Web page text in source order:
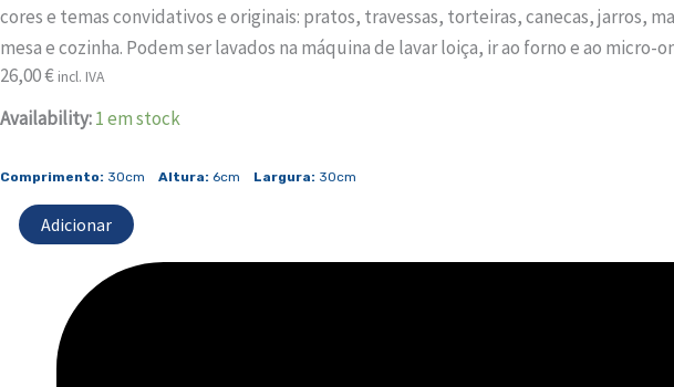
cores e temas convidativos e originais: pratos, travessas, torteiras, canecas, jarros,
mesa e cozinha. Podem ser lavados na máquina de lavar loiça, ir ao forno e ao micro-
26,00€ incl. IVA
Availability:1 em stock
Comprimento: 30cm Altura: 6cm Largura: 30cm
Quantidade
Jantar
Adicionar